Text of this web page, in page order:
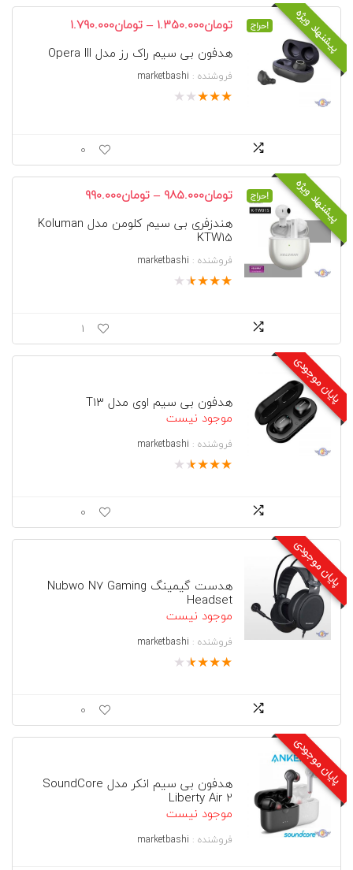
پیشنهاد ویژه حراج! تومان1.350.000
–تومان1.790.000
هدفون بی سیم راک رز مدل Opera III
فروشنده : marketbashi
★
★
★
★
★
0
پیشنهاد ویژه حراج! تومان985.000
–تومان990.000
تومان985.000
هندزفری بی سیم کلومن مدل Koluman
KTW15
فروشنده : marketbashi
★
★
★
★
★
1
پایان موجودی هدفون بی سیم اوی مدل T13
موجود نیست
فروشنده : marketbashi
★
★
★
★
★
0
پایان موجودی هدست گیمینگ Nubwo N7 Gaming
Headset
موجود نیست
فروشنده : marketbashi
★
★
★
★
★
0
پایان موجودی هدفون بی سیم انکر مدل SoundCore
Liberty Air 2
موجود نیست
فروشنده : marketbashi